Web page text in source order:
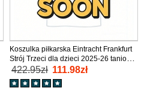
Koszulka piłkarska Eintracht Frankfurt
Strój Trzeci dla dzieci 2025-26 tanio
Krótki Rękaw (+ Krótkie spodenki)
422.95zł 111.98zł